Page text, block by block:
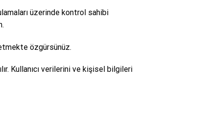
üzerinde kontrol sahibi
özgürsünüz.
Kullanıcı verilerini ve kişisel bilgileri